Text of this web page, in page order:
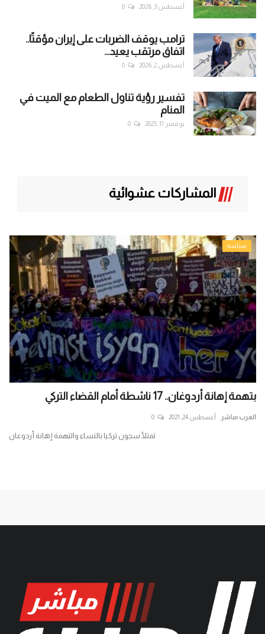
أغسطس 3, 2026 0
ترامب يوقف الضربات على إيران مؤقتًا..
اتفاق مرتقب يعيد...
أغسطس 2, 2026 0
تفسير رؤية تناول الطعام مع الميت في
المنام
نوفمبر 11, 2025 0
المشاركات عشوائية
سياسة
بتهمة إهانة أردوغان.. 17 ناشطة أمام القضاء التركي
العرب مباشر أغسطس 24, 2021 0
تمتلأ سجون تركيا بالنساء والتهمة إهانة أردوغان